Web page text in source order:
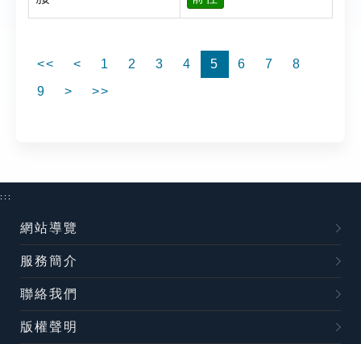
<< < 1 2 3 4 5 6 7
8
9
> >>
:::
網站導覽
服務簡介
聯絡我們
版權聲明